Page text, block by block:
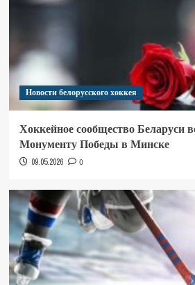
Новости белорусского хоккея
Хоккейное сообщество Беларуси
Монументу Победы в Минске
09.05.2026 0